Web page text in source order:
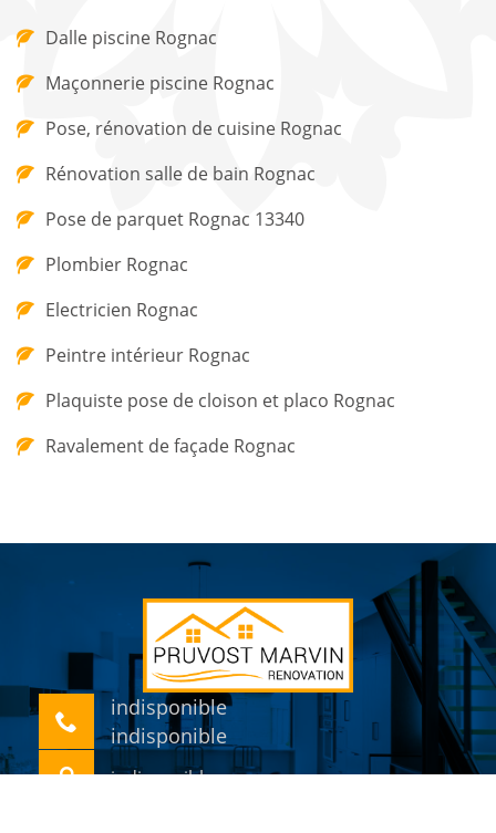
Dalle piscine Rognac
Maçonnerie piscine Rognac
Pose, rénovation de cuisine Rognac
Rénovation salle de bain Rognac
Pose de parquet Rognac 13340
Plombier Rognac
Electricien Rognac
Peintre intérieur Rognac
Plaquiste pose de cloison et placo Rognac
Ravalement de façade Rognac
indisponible
indisponible
indisponible